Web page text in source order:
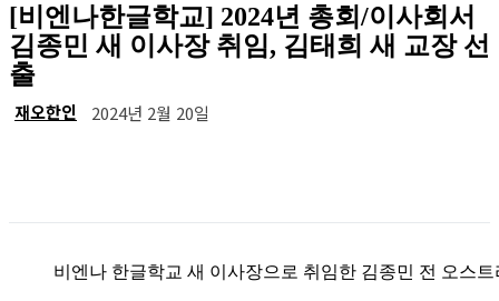
[비엔나한글학교] 2024년 총회/이사회서
김종민 새 이사장 취임, 김태희 새 교장 선
출
재오한인 2024년 2월 20일
비엔나 한글학교 새 이사장으로 취임한 김종민 전 오스